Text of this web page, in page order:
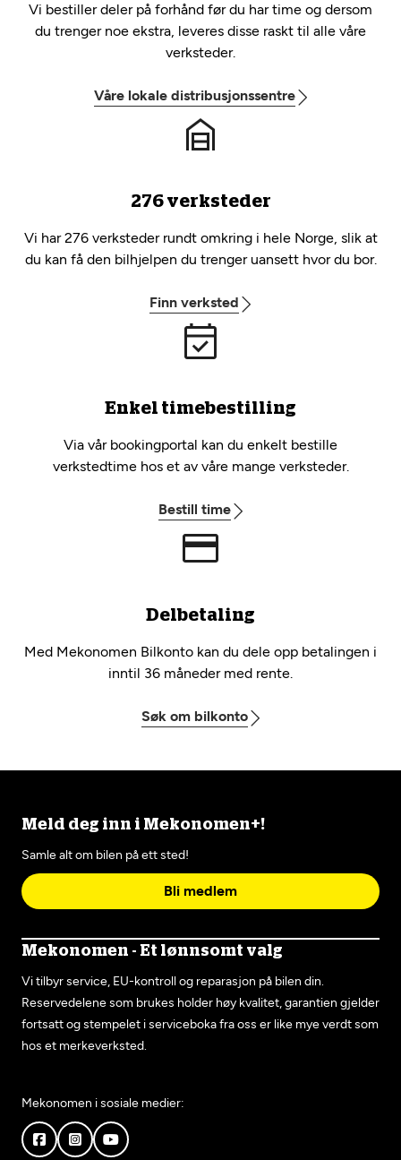
Vi bestiller deler på forhånd før du har time og dersom
du trenger noe ekstra, leveres disse raskt til alle våre
verksteder.
Våre lokale distribusjonssentre
276 verksteder
Vi har 276 verksteder rundt omkring i hele Norge, slik at
du kan få den bilhjelpen du trenger uansett hvor du bor.
Finn verksted
Enkel timebestilling
Via vår bookingportal kan du enkelt bestille
verkstedtime hos et av våre mange verksteder.
Bestill time
Delbetaling
Med Mekonomen Bilkonto kan du dele opp betalingen i
inntil 36 måneder med rente.
Søk om bilkonto
Meld deg inn i Mekonomen+!
Samle alt om bilen på ett sted!
Bli medlem
Mekonomen - Et lønnsomt valg
Vi tilbyr service, EU-kontroll og reparasjon på bilen din.
Reservedelene som brukes holder høy kvalitet, garantien gjelder
fortsatt og stempelet i serviceboka fra oss er like mye verdt som
hos et merkeverksted.
Mekonomen i sosiale medier: